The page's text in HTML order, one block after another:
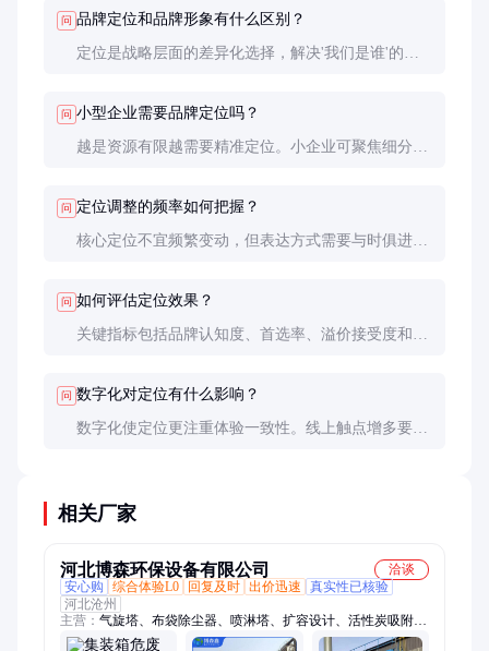
问 品牌定位和品牌形象有什么区别？
定位是战略层面的差异化选择，解决'我们是谁'的问
问 小型企业需要品牌定位吗？
越是资源有限越需要精准定位。小企业可聚焦细分市
问 定位调整的频率如何把握？
核心定位不宜频繁变动，但表达方式需要与时俱进。
问 如何评估定位效果？
关键指标包括品牌认知度、首选率、溢价接受度和
问 数字化对定位有什么影响？
数字化使定位更注重体验一致性。线上触点增多要求
相关厂家
河北博森环保设备有限公司
洽谈
安心购
综合体验L0 回复及时 出价迅速
真实性已核验
河北沧州
主营： 气旋塔、布袋除尘器、喷淋塔、扩容设计、活性炭吸附
箱、净化器、催化燃烧设备、焊烟机、离心风机、螺旋输送机、